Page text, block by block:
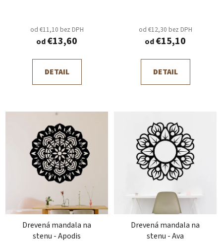
od €11,10 bez DPH
od€13,60
DETAIL
od €12,30 bez DPH
od€15,10
DETAIL
Drevená mandala na
stenu - Apodis
Drevená mandala na
stenu - Ava